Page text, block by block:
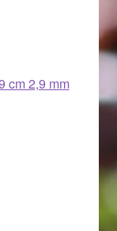
2022
cm 2,9 mm